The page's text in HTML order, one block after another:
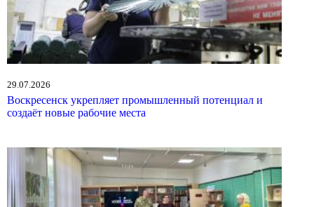
29.07.2026
Воскресенск укрепляет промышленный потенциал и
создаёт новые рабочие места